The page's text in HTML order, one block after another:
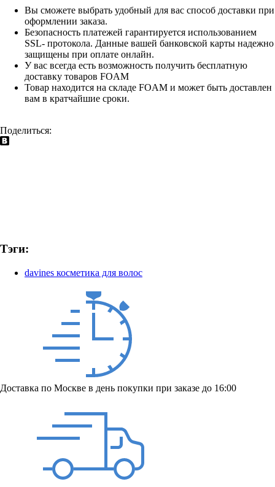
Вы сможете выбрать удобный для вас способ доставки при
оформлении заказа.
Безопасность платежей гарантируется использованием
SSL- протокола. Данные вашей банковской карты надежно
защищены при оплате онлайн.
У вас всегда есть возможность получить бесплатную
доставку товаров FOAM
Товар находится на складе FOAM и может быть доставлен
вам в кратчайшие сроки.
Поделиться:
Тэги:
davines косметика для волос
Доставка по Москве в день покупки при заказе до 16:00